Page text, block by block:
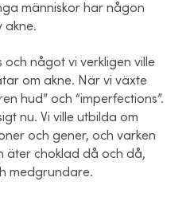
människor har någon
akne.
och något vi verkligen ville
om akne. När vi växte
hud” och “imperfections”.
nu. Vi ville utbilda om
och gener, och varken
äter choklad då och då,
medgrundare.